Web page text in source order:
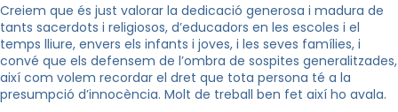
Creiem que és just valorar la dedicació generosa i madura de
tants sacerdots i religiosos, d’educadors en les escoles i el
temps lliure, envers els infants i joves, i les seves famílies, i
convé que els defensem de l’ombra de sospites generalitzades,
així com volem recordar el dret que tota persona té a la
presumpció d’innocència. Molt de treball ben fet així ho avala.